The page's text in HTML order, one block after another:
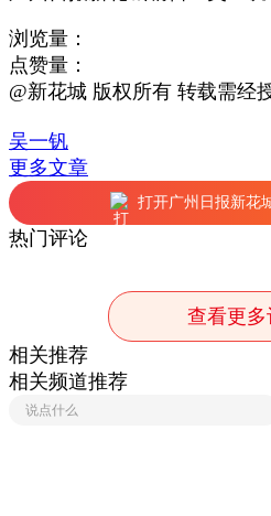
浏览量：
点赞量：
@新花城 版权所有 转载需经
吴一钒
更多文章
打开广州日报新花
热门评论
查看更多
相关推荐
相关频道推荐
说点什么